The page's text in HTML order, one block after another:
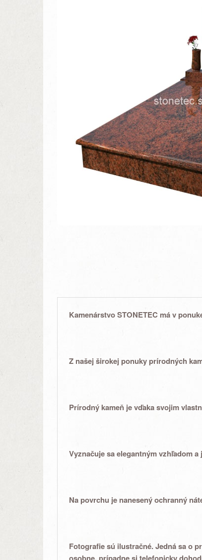
Kamenárstvo STONETEC má v
Z našej širokej ponuky prírodných
Prírodný kameň je vďaka svojim
Vyznačuje sa elegantným vzhľadom a
Na povrchu je nanesený ochranný
Fotografie sú ilustračné. Jedná sa o